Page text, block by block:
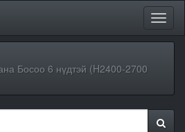
Босоо 6 нүдтэй (H2400-2700